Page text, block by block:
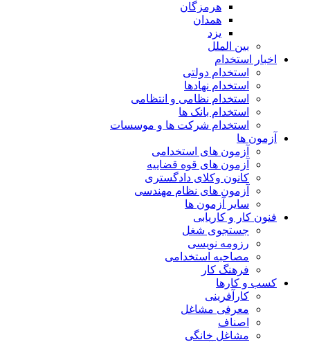
هرمزگان
همدان
یزد
بین الملل
اخبار استخدام
استخدام دولتی
استخدام نهادها
استخدام نظامی و انتظامی
استخدام بانک ها
استخدام شرکت ها و موسسات
آزمون ها
آزمون های استخدامی
آزمون های قوه قضاییه
کانون وکلای دادگستری
آزمون های نظام مهندسی
سایر آزمون ها
فنون کار و کاریابی
جستجوی شغل
رزومه نویسی
مصاحبه استخدامی
فرهنگ کار
کسب و کارها
کارآفرینی
معرفی مشاغل
اصناف
مشاغل خانگی